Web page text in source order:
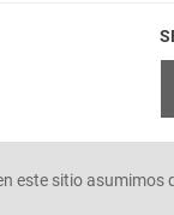
este sitio